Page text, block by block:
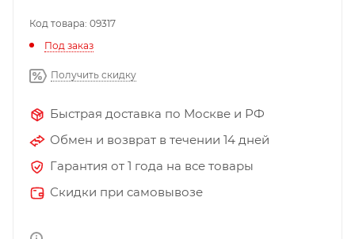
Код товара: 09317
Под заказ
Получить скидку
Быстрая доставка по Москве и РФ
Обмен и возврат в течении 14 дней
Гарантия от 1 года на все товары
Скидки при самовывозе